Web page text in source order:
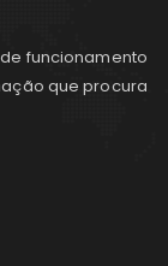
funcionamento
que procura